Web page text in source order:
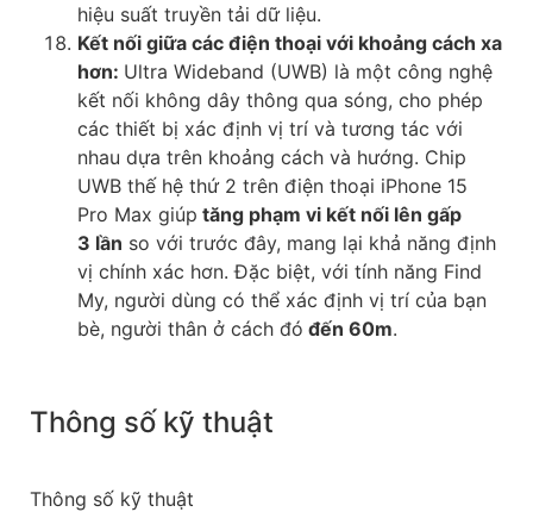
hiệu suất truyền tải dữ liệu.
Kết nối giữa các điện thoại với khoảng cách xa
hơn: Ultra Wideband (UWB) là một công nghệ
kết nối không dây thông qua sóng, cho phép
các thiết bị xác định vị trí và tương tác với
nhau dựa trên khoảng cách và hướng. Chip
UWB thế hệ thứ 2 trên điện thoại iPhone 15
Pro Max giúp tăng phạm vi kết nối lên gấp
3 lần so với trước đây, mang lại khả năng định
vị chính xác hơn. Đặc biệt, với tính năng Find
My, người dùng có thể xác định vị trí của bạn
bè, người thân ở cách đó đến 60m.
Thông số kỹ thuật
Thông số kỹ thuật